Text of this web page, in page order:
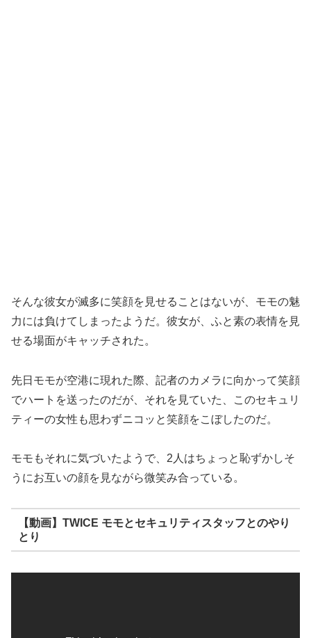
そんな彼女が滅多に笑顔を見せることはないが、モモの魅
力には負けてしまったようだ。彼女が、ふと素の表情を見
せる場面がキャッチされた。
先日モモが空港に現れた際、記者のカメラに向かって笑顔
でハートを送ったのだが、それを見ていた、このセキュリ
ティーの女性も思わずニコッと笑顔をこぼしたのだ。
モモもそれに気づいたようで、2人はちょっと恥ずかしそ
うにお互いの顔を見ながら微笑み合っている。
【動画】TWICE モモとセキュリティスタッフとのやり
とり